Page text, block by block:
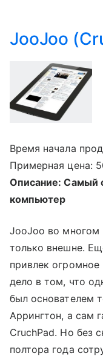
JooJoo
Время начала
Примерная цена:
Описание: Самый
компьютер
JooJoo во многом
только внешне.
привлек
дело в том, что
был основателем
Аррингтон, а сам
CruchPad. Но без
полтора года